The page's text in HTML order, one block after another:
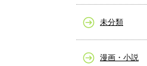
未分類
漫画・小説